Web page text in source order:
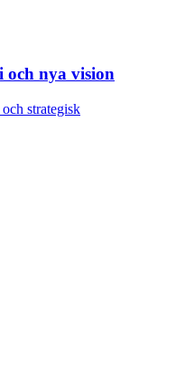
och nya vision
strategisk